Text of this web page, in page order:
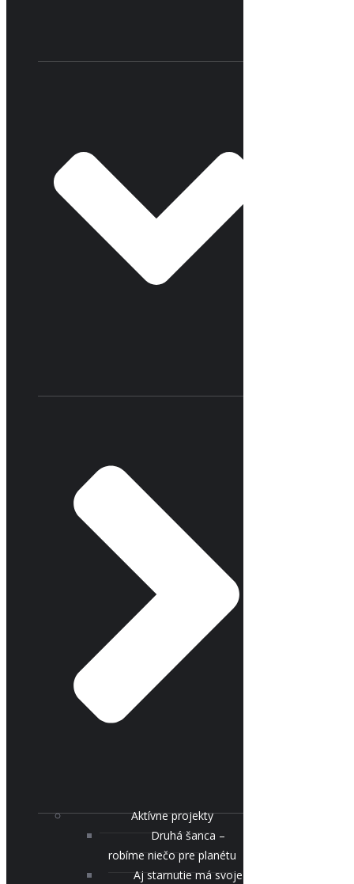
Aktívne projekty
Druhá šanca –
robíme niečo pre planétu
Aj starnutie má svoje